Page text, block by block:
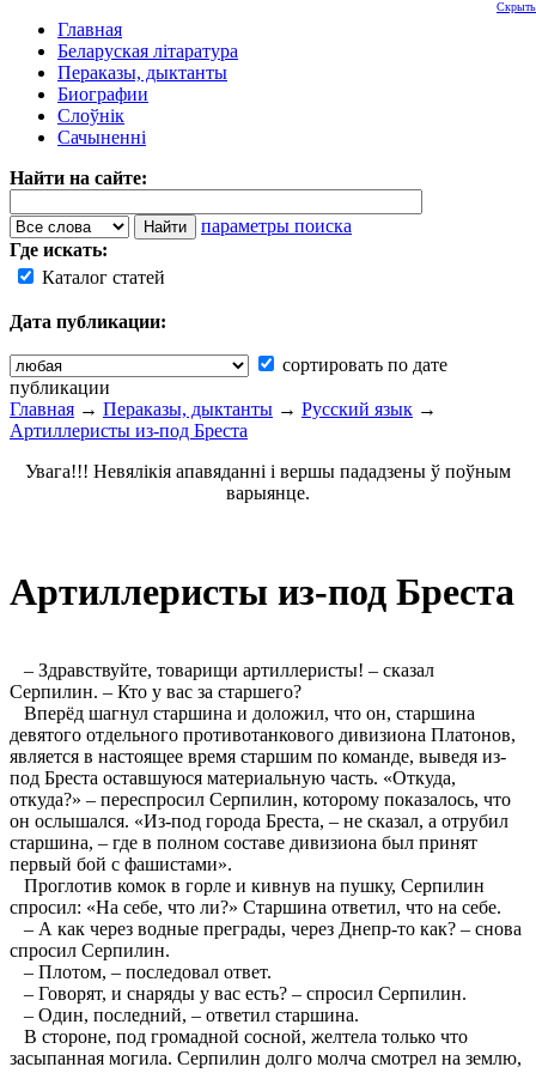
Главная
Беларуская літаратура
Пераказы, дыктанты
Биографии
Слоўнік
Сачыненні
Найти на сайте:
параметры поиска
Где искать:
Каталог статей
Дата публикации:
сортировать по дате
публикации
Скрыть
Главная → Пераказы, дыктанты → Русский язык →
Артиллеристы из-под Бреста
Увага!!! Невялікія апавяданні і вершы пададзены ў поўным
варыянце.
Артиллеристы из-под Бреста
– Здравствуйте, товарищи артиллеристы! – сказал
Серпилин. – Кто у вас за старшего?
Вперёд шагнул старшина и доложил, что он, старшина
девятого отдельного противотанкового дивизиона Платонов,
является в настоящее время старшим по команде, выведя из-
под Бреста оставшуюся материальную часть. «Откуда,
откуда?» – переспросил Серпилин, которому показалось, что
он ослышался. «Из-под города Бреста, – не сказал, а отрубил
старшина, – где в полном составе дивизиона был принят
первый бой с фашистами».
Проглотив комок в горле и кивнув на пушку, Серпилин
спросил: «На себе, что ли?» Старшина ответил, что на себе.
– А как через водные преграды, через Днепр-то как? – снова
спросил Серпилин.
– Плотом, – последовал ответ.
– Говорят, и снаряды у вас есть? – спросил Серпилин.
– Один, последний, – ответил старшина.
В стороне, под громадной сосной, желтела только что
засыпанная могила. Серпилин долго молча смотрел на землю,